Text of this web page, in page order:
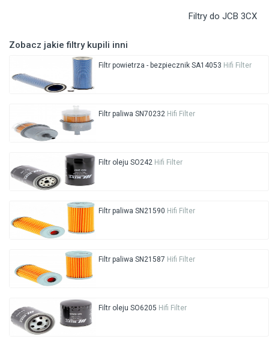
Filtry do JCB 3CX
Zobacz jakie filtry kupili inni
Filtr powietrza - bezpiecznik SA14053 Hifi Filter
Filtr paliwa SN70232 Hifi Filter
Filtr oleju SO242 Hifi Filter
Filtr paliwa SN21590 Hifi Filter
Filtr paliwa SN21587 Hifi Filter
Filtr oleju SO6205 Hifi Filter